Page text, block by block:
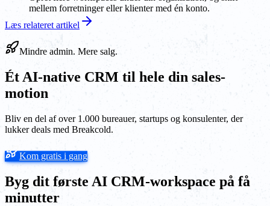
mellem forretninger eller klienter med én konto.
Læs relateret artikel
Mindre admin. Mere salg.
Ét AI-native CRM til hele din sales-
motion
Bliv en del af over 1.000 bureauer, startups og konsulenter, der
lukker deals med Breakcold.
Kom gratis i gang
Byg dit første AI CRM-workspace på få
minutter